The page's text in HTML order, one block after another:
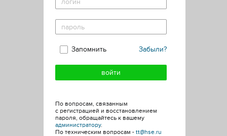
Забыли?
Запомнить
По вопросам, связанным
с регистрацией и восстановлением
пароля, обращайтесь к вашему
администратору.
По техническим вопросам - tt@hse.ru